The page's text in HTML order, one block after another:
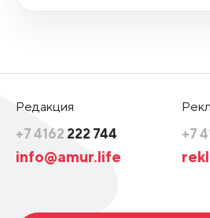
Редакция
+7 4162 222 744
info@amur.life
+7